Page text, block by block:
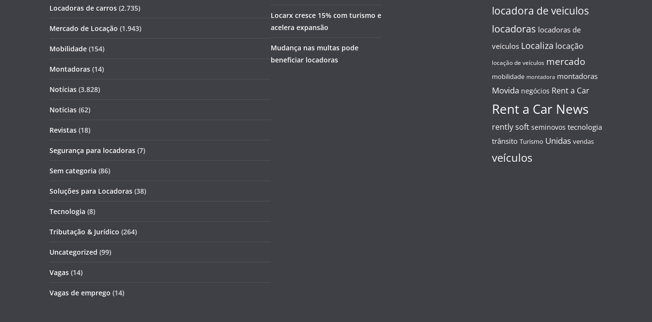
Locadoras de carros (2.735)
Mercado de Locação (1.943)
Mobilidade (154)
Montadoras (14)
Notícias (3.828)
Notícias (62)
Revistas (18)
Segurança para locadoras (7)
Sem categoria (86)
Soluções para Locadoras (38)
Tecnologia (8)
Tributação & Jurídico (264)
Uncategorized (99)
Vagas (14)
Vagas de emprego (14)
Locarx cresce 15% com turismo e
acelera expansão
Mudança nas multas pode
beneficiar locadoras
locadora de veiculos
locadoras locadoras de
veículos Localiza locação
locação de veículos mercado
mobilidade montadora montadoras
Movida negócios Rent a Car
Rent a Car News
rently soft seminovos tecnologia
trânsito Turismo Unidas vendas
veículos